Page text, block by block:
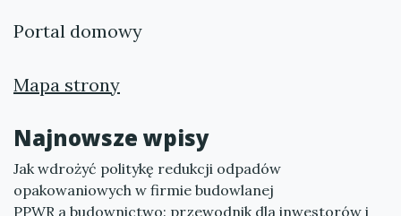
Portal domowy
Mapa strony
Najnowsze wpisy
Jak wdrożyć politykę redukcji odpadów
opakowaniowych w firmie budowlanej
PPWR a budownictwo: przewodnik dla inwestorów i